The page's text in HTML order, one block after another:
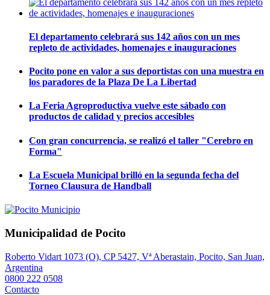
El departamento celebrará sus 142 años con un mes
repleto de actividades, homenajes e inauguraciones
Pocito pone en valor a sus deportistas con una muestra en
los paradores de la Plaza De La Libertad
La Feria Agroproductiva vuelve este sábado con
productos de calidad y precios accesibles
Con gran concurrencia, se realizó el taller "Cerebro en
Forma"
La Escuela Municipal brilló en la segunda fecha del
Torneo Clausura de Handball
Municipalidad de Pocito
Roberto Vidart 1073 (O), CP 5427, Vª Aberastain, Pocito, San Juan,
Argentina
0800 222 0508
Contacto